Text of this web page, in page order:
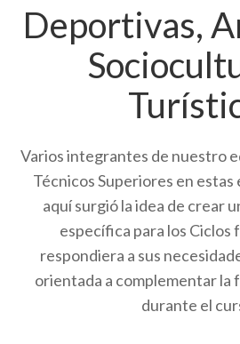
Deportivas,
Varios integrantes de nuestro
Técnicos Superiores en estas
aquí surgió la idea de crear
específica para los Ciclos
respondiera a sus
orientada a complementar la
durante el